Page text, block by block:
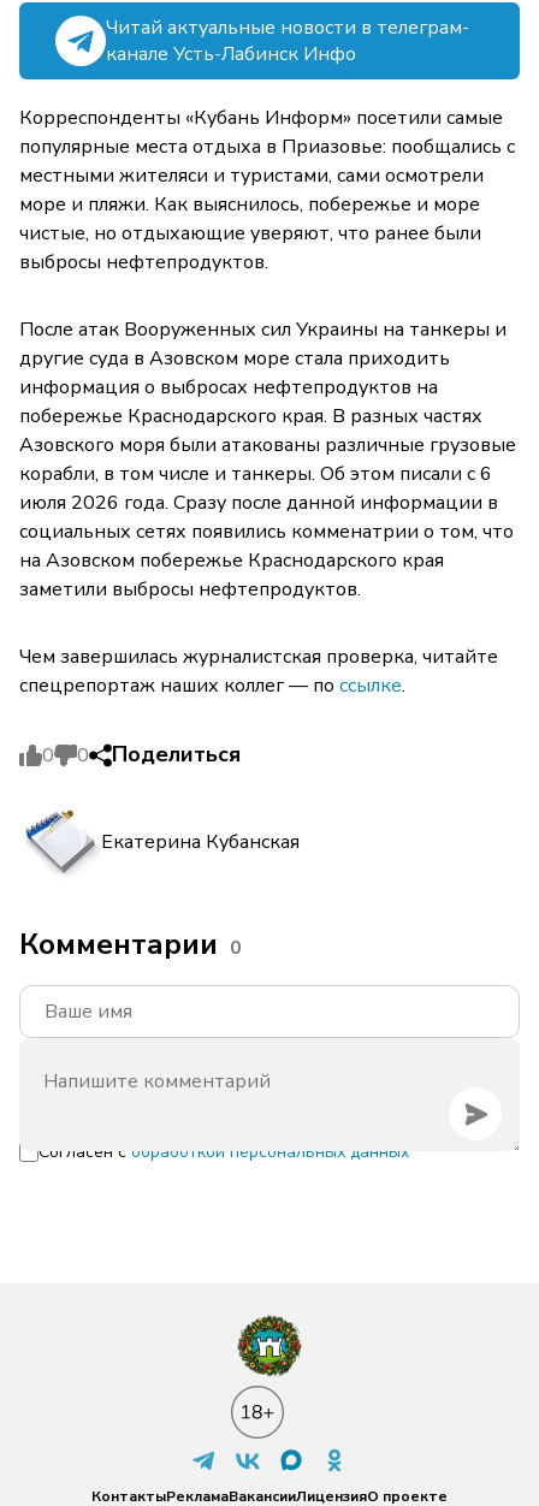
Читай актуальные новости в телеграм-
канале Усть-Лабинск Инфо
Корреспонденты «Кубань Информ» посетили самые
популярные места отдыха в Приазовье: пообщались с
местными жителяси и туристами, сами осмотрели
море и пляжи. Как выяснилось, побережье и море
чистые, но отдыхающие уверяют, что ранее были
выбросы нефтепродуктов.
После атак Вооруженных сил Украины на танкеры и
другие суда в Азовском море стала приходить
информация о выбросах нефтепродуктов на
побережье Краснодарского края. В разных частях
Азовского моря были атакованы различные грузовые
корабли, в том числе и танкеры. Об этом писали с 6
июля 2026 года. Сразу после данной информации в
социальных сетях появились комменатрии о том, что
на Азовском побережье Краснодарского края
заметили выбросы нефтепродуктов.
Чем завершилась журналистская проверка, читайте
спецрепортаж наших коллег — по ссылке.
0 0 Поделиться
Екатерина Кубанская
Комментарии 0
Согласен с обработкой персональных данных
КонтактыРекламаВакансииЛицензияО проекте